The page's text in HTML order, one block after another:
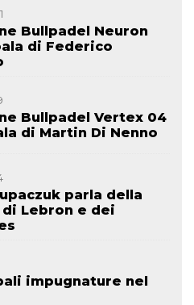
Bullpadel Neuron
di Federico
Bullpadel Vertex 04
di Martin Di Nenno
parla della
Lebron e dei
impugnature nel